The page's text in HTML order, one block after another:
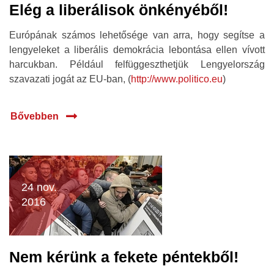
Elég a liberálisok önkényéből!
Európának számos lehetősége van arra, hogy segítse a
lengyeleket a liberális demokrácia lebontása ellen vívott
harcukban. Például felfüggeszthetjük Lengyelország
szavazati jogát az EU-ban, (http://www.politico.eu)
Bővebben
24 nov.
2016
Nem kérünk a fekete péntekből!